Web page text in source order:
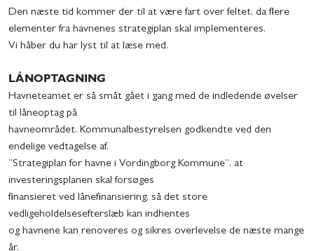
Den næste tid kommer der til at være fart over feltet, da flere
elementer fra havnenes strategiplan skal implementeres.
Vi håber du har lyst til at læse med.
LÅNOPTAGNING
Havneteamet er så småt gået i gang med de indledende øvelser
til låneoptag på
havneområdet. Kommunalbestyrelsen godkendte ved den
endelige vedtagelse af,
”Strategiplan for havne i Vordingborg Kommune”, at
investeringsplanen skal forsøges
finansieret ved lånefinansiering, så det store
vedligeholdelsesefterslæb kan indhentes
og havnene kan renoveres og sikres overlevelse de næste mange
år.